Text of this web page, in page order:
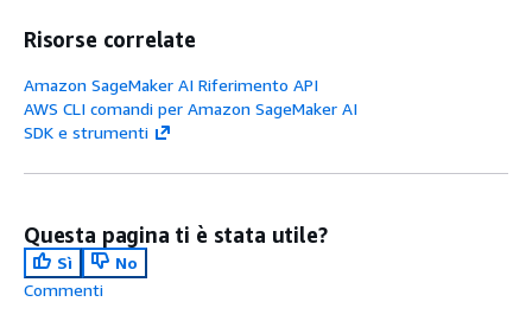
Risorse correlate
Amazon SageMaker AI Riferimento API
AWS CLI comandi per Amazon SageMaker AI
SDK e strumenti
Questa pagina ti è stata utile?
Sì
No
Commenti